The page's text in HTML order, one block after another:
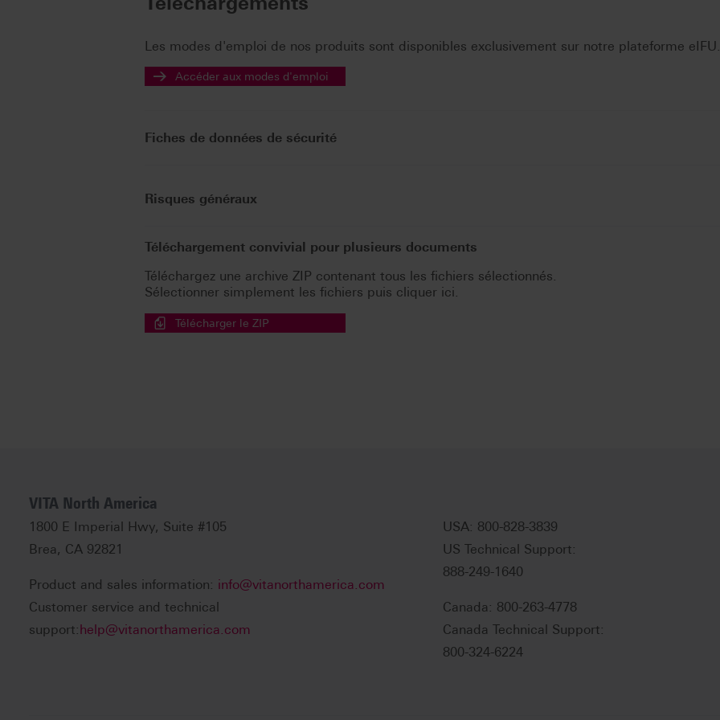
Les modes d'emploi de nos produits sont disponibles exclusivement sur notre plateforme eIFU.
Accéder aux modes d'emploi
Fiches de données de sécurité
Risques généraux
Téléchargement convivial pour plusieurs documents
Téléchargez une archive ZIP contenant tous les fichiers sélectionnés.
Sélectionner simplement les fichiers puis cliquer ici.
Télécharger le ZIP
VITA North America
1800 E Imperial Hwy, Suite #105
Brea, CA 92821
Product and sales information: info@vitanorthamerica.com
Customer service and technical
support:help@vitanorthamerica.com
USA: 800-828-3839
US Technical Support:
888-249-1640
Canada: 800-263-4778
Canada Technical Support:
800-324-6224